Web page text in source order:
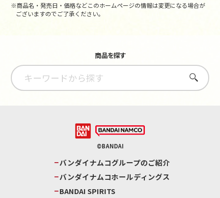
※商品名・発売日・価格などこのホームページの情報は変更になる場合が
ございますのでご了承ください。
商品を探す
さがす
©BANDAI
バンダイナムコグループのご紹介
バンダイナムコホールディングス
BANDAI SPIRITS